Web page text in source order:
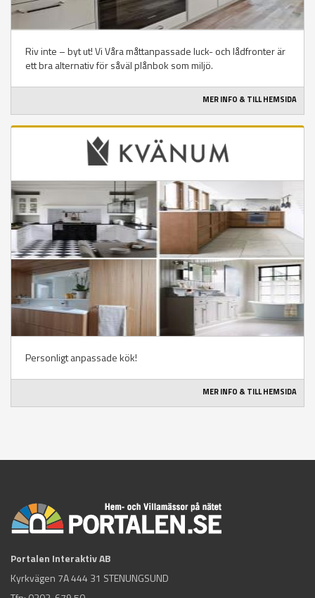
Riv inte – byt ut! Vi Våra måttanpassade luck- och lådfronter är
ett bra alternativ för såväl plånbok som miljö.
MER INFO & TILL HEMSIDA
Personligt anpassade kök!
MER INFO & TILL HEMSIDA
Portalen Interaktiv AB
Kyrkvägen 7A 444 31 STENUNGSUND